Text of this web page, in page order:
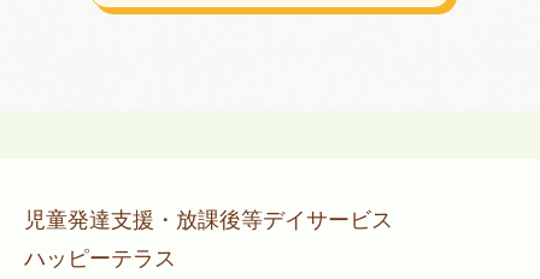
児童発達支援・放課後等デイサービス
ハッピーテラス